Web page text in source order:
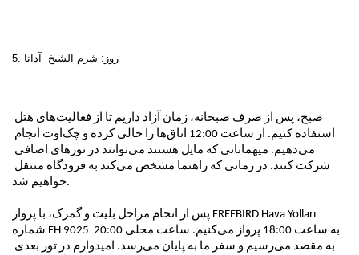
5. روز: شرم الشیخ- آدانا
خواهیم شد.
پس از انجام مراحل بلیت و گمرک، با پرواز FREEBIRD Hava Yolları
شماره FH 9025 به ساعت 18:00 پرواز می‌کنیم. ساعت محلی 20:00